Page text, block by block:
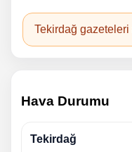
Tekirdağ gazeteleri
Hava Durumu
Tekirdağ